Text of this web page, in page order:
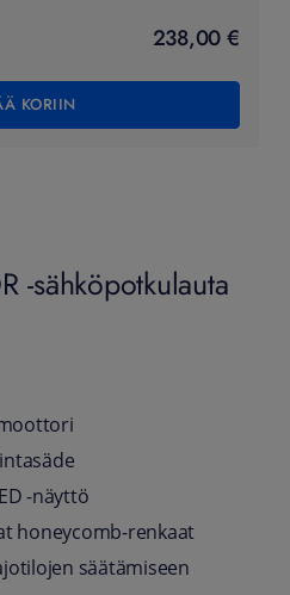
238,00 €
KORIIN
-sähköpotkulauta
-näyttö
honeycomb-renkaat
säätämiseen